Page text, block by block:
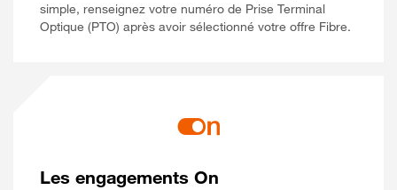
simple, renseignez votre numéro de Prise Terminal
Optique (PTO) après avoir sélectionné votre offre Fibre.
Les engagements On